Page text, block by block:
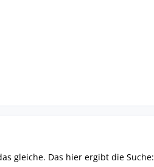
gleiche. Das hier ergibt die Suche: